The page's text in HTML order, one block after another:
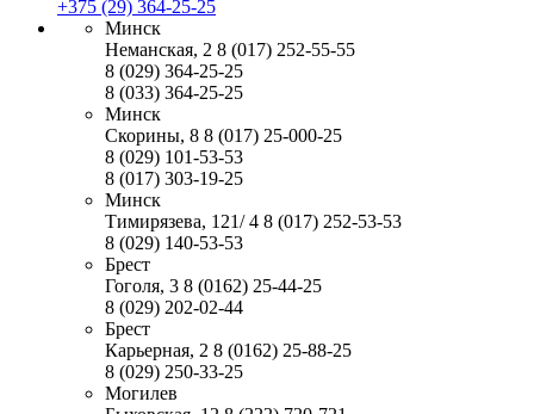
+375 (29) 364-25-25
Минск
Неманская, 2 8 (017) 252-55-55
8 (029) 364-25-25
8 (033) 364-25-25
Минск
Скорины, 8 8 (017) 25-000-25
8 (029) 101-53-53
8 (017) 303-19-25
Минск
Тимирязева, 121/ 4 8 (017) 252-53-53
8 (029) 140-53-53
Брест
Гоголя, 3 8 (0162) 25-44-25
8 (029) 202-02-44
Брест
Карьерная, 2 8 (0162) 25-88-25
8 (029) 250-33-25
Могилев